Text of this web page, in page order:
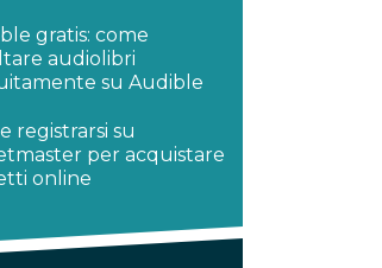
gratis: come
audiolibri
su Audible
registrarsi su
per acquistare
online